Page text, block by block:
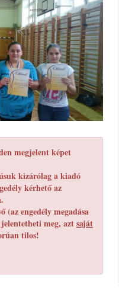
megjelent képet
kizárólag a kiadó
kérhető az
(az engedély megadása
jelentetheti meg, aztsaját
tilos!